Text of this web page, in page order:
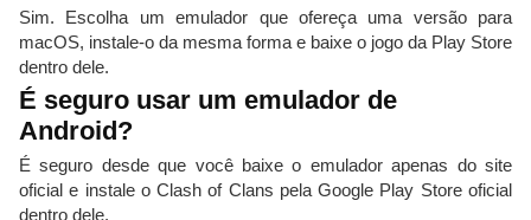
Sim. Escolha um emulador que ofereça uma versão para
macOS, instale-o da mesma forma e baixe o jogo da Play Store
dentro dele.
É seguro usar um emulador de
Android?
É seguro desde que você baixe o emulador apenas do site
oficial e instale o Clash of Clans pela Google Play Store oficial
dentro dele.